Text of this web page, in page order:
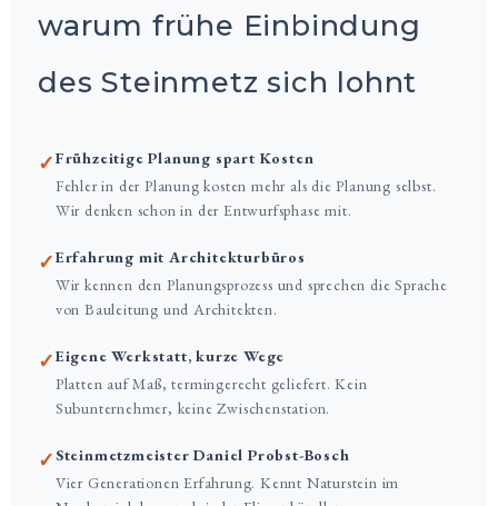
warum frühe Einbindung
des Steinmetz sich lohnt
✓Frühzeitige Planung spart Kosten
Fehler in der Planung kosten mehr als die Planung selbst.
Wir denken schon in der Entwurfsphase mit.
✓Erfahrung mit Architekturbüros
Wir kennen den Planungsprozess und sprechen die Sprache
von Bauleitung und Architekten.
✓Eigene Werkstatt, kurze Wege
Platten auf Maß, termingerecht geliefert. Kein
Subunternehmer, keine Zwischenstation.
✓Steinmetzmeister Daniel Probst-Bosch
Vier Generationen Erfahrung. Kennt Naturstein im